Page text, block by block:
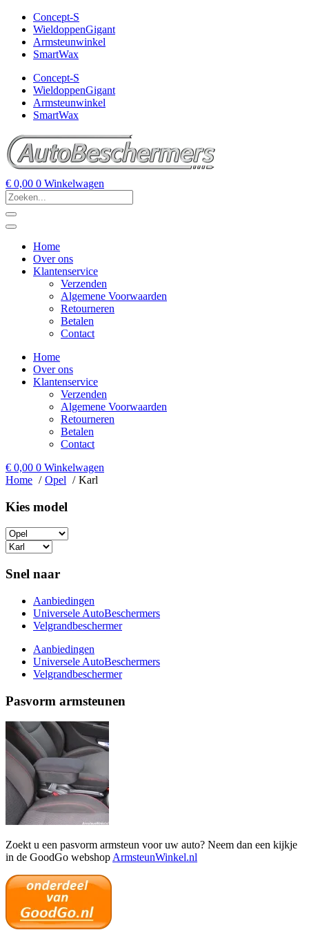
Concept-S
WieldoppenGigant
Armsteunwinkel
SmartWax
Concept-S
WieldoppenGigant
Armsteunwinkel
SmartWax
€ 0,00 0 Winkelwagen
Home
Over ons
Klantenservice
Verzenden
Algemene Voorwaarden
Retourneren
Betalen
Contact
Home
Over ons
Klantenservice
Verzenden
Algemene Voorwaarden
Retourneren
Betalen
Contact
€ 0,00 0 Winkelwagen
Home
Opel Karl
Kies model​
Snel naar
Aanbiedingen
Universele AutoBeschermers
Velgrandbeschermer
Aanbiedingen
Universele AutoBeschermers
Velgrandbeschermer
Pasvorm armsteunen
Zoekt u een pasvorm armsteun voor uw auto? Neem dan een kijkje
in de GoodGo webshop ArmsteunWinkel.nl